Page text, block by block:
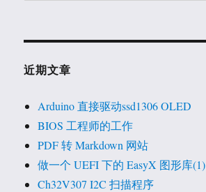
近期文章
Arduino 直接驱动ssd1306 OLED
BIOS 工程师的工作
PDF 转 Markdown 网站
做一个 UEFI 下的 EasyX 图形库(1)
Ch32V307 I2C 扫描程序